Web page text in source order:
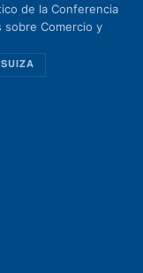
de la Conferencia
sobre Comercio y